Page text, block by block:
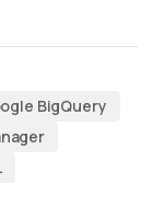
BigQuery